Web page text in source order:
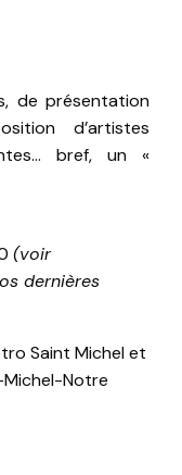
de présentation
d’artistes
bref, un «
(voir
dernières
Saint Michel et
Michel-Notre